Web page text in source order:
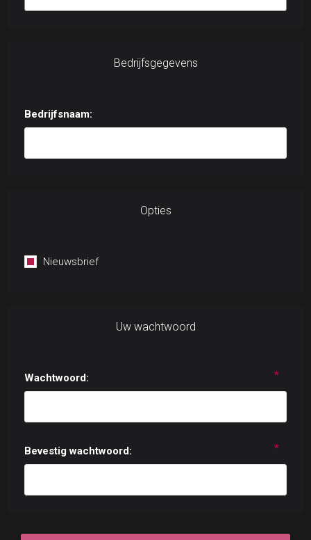
Bedrijfsgegevens
Bedrijfsnaam:
Opties
Nieuwsbrief
Uw wachtwoord
Wachtwoord: *
Bevestig wachtwoord: *